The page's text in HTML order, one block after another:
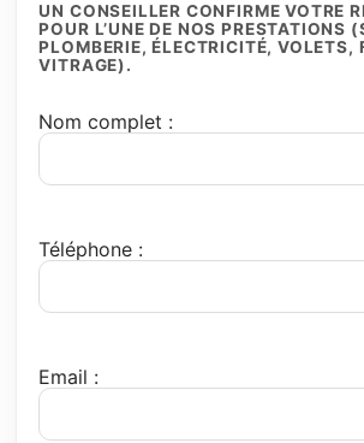
UN CONSEILLER CONFIRME VOTRE
POUR L’UNE DE NOS PRESTATIONS
PLOMBERIE, ÉLECTRICITÉ, VOLETS,
VITRAGE).
Nom complet :
Téléphone :
Email :